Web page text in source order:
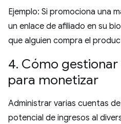
Ejemplo: Si promociona una
un enlace de afiliado en su
que alguien compra el
4. Cómo gestionar
para monetizar
Administrar varias cuentas
potencial de ingresos al